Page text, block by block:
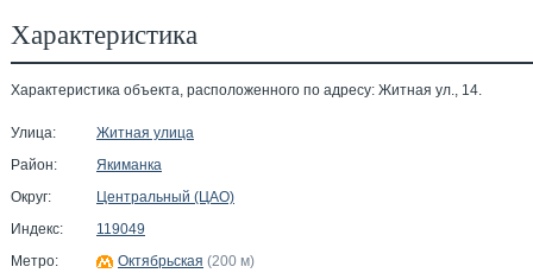
Характеристика
Характеристика объекта, расположенного по адресу: Житная ул., 14.
Улица:
Житная улица
Район:
Якиманка
Округ:
Центральный (ЦАО)
Индекс:
119049
Метро:
Октябрьская (200 м)